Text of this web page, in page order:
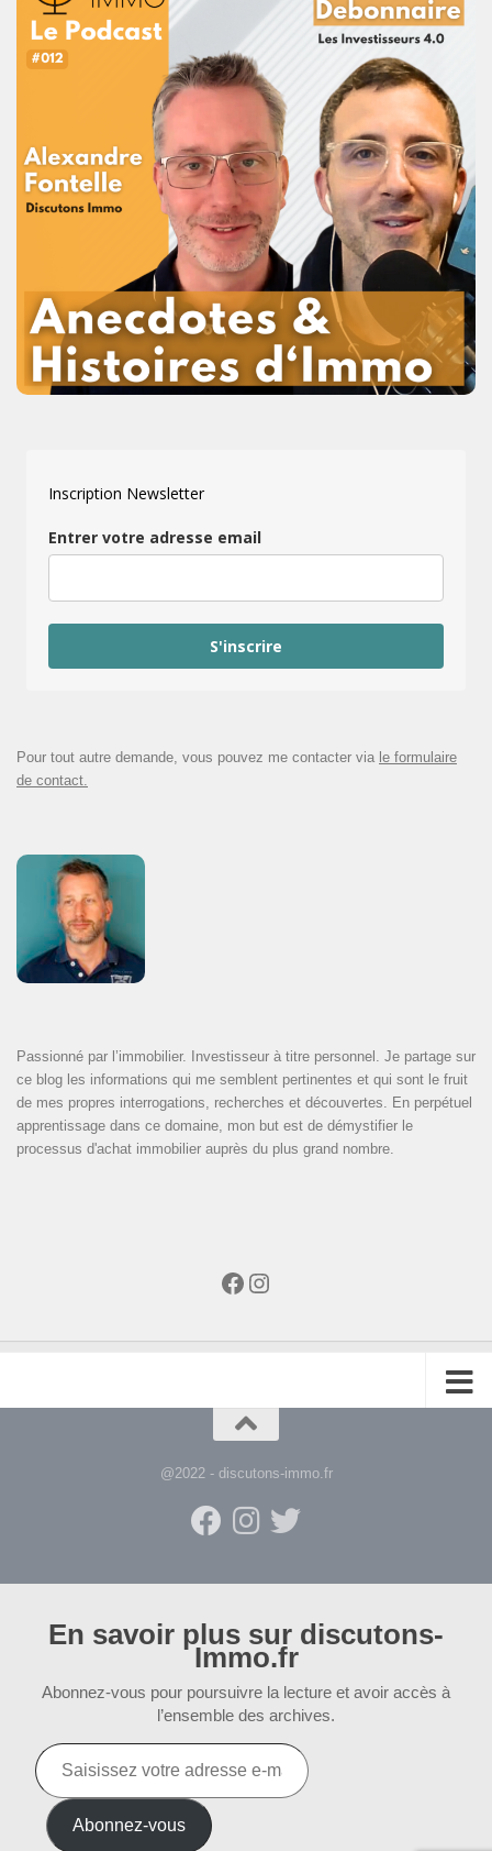
Inscription Newsletter
Entrer votre adresse email
S'inscrire
Pour tout autre demande, vous pouvez me contacter via le formulaire
de contact.
Passionné par l’immobilier. Investisseur à titre personnel. Je partage sur
ce blog les informations qui me semblent pertinentes et qui sont le fruit
de mes propres interrogations, recherches et découvertes. En perpétuel
apprentissage dans ce domaine, mon but est de démystifier le
processus d'achat immobilier auprès du plus grand nombre.
Facebook
Instagram
@2022 - discutons-immo.fr
En savoir plus sur discutons-
Immo.fr
Abonnez-vous pour poursuivre la lecture et avoir accès à
l’ensemble des archives.
Saisissez
votre
adresse
e-
mail…
Abonnez-vous